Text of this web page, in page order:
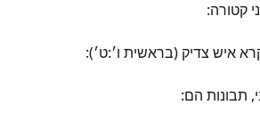
קטורה:
איש צדיק (בראשית ו׳:ט׳):
תבונות הם: